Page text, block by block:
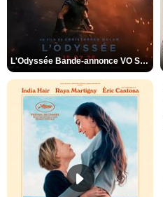
L'Odyssée Bande-annonce VO STFR